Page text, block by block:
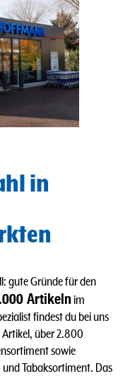
in
gute Gründe für den
Artikeln im
findest du bei uns
über 2.800
sowie
Tabaksortiment. Das